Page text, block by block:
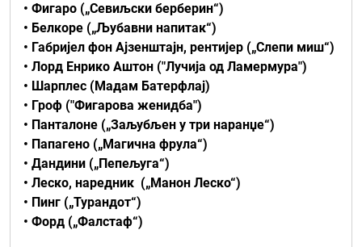
• Фигаро („Севиљски берберин“)
• Белкоре („Љубавни напитак“)
• Габријел фон Ајзенштајн, рентијер („Слепи миш“)
• Лорд Енрико Аштон ("Лучија од Ламермура")
• Шарплес (Мадам Батерфлај)
• Гроф ("Фигарова женидба")
• Панталоне („Заљубљен у три наранџе“)
• Папагено („Магична фрула“)
• Дандини („Пепељуга“)
• Леско, наредник („Манон Леско“)
• Пинг („Турандот“)
• Форд („Фалстаф“)